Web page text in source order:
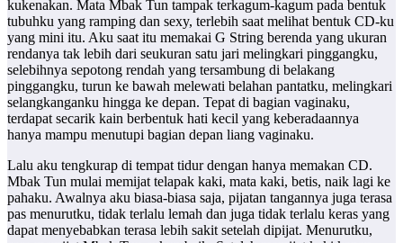
kukenakan. Mata Mbak Tun tampak terkagum-kagum pada bentuk
tubuhku yang ramping dan sexy, terlebih saat melihat bentuk CD-ku
yang mini itu. Aku saat itu memakai G String berenda yang ukuran
rendanya tak lebih dari seukuran satu jari melingkari pinggangku,
selebihnya sepotong rendah yang tersambung di belakang
pinggangku, turun ke bawah melewati belahan pantatku, melingkari
selangkanganku hingga ke depan. Tepat di bagian vaginaku,
terdapat secarik kain berbentuk hati kecil yang keberadaannya
hanya mampu menutupi bagian depan liang vaginaku.
Lalu aku tengkurap di tempat tidur dengan hanya memakan CD.
Mbak Tun mulai memijat telapak kaki, mata kaki, betis, naik lagi ke
pahaku. Awalnya aku biasa-biasa saja, pijatan tangannya juga terasa
pas menurutku, tidak terlalu lemah dan juga tidak terlalu keras yang
dapat menyebabkan terasa lebih sakit setelah dipijat. Menurutku,